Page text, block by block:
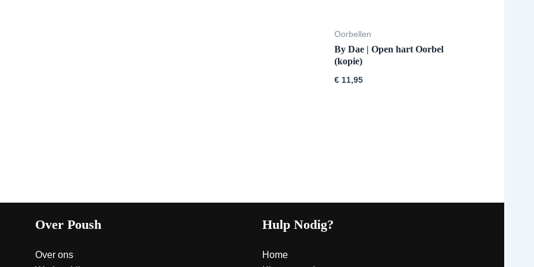
Oorbellen
By Dae | Open hart Oorbel
(kopie)
€ 11,95
Over Poush
Over ons
Hulp Nodig?
Home